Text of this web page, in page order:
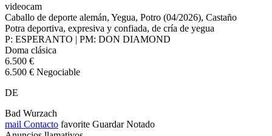
videocam
Caballo de deporte alemán, Yegua, Potro (04/2026), Castaño
Potra deportiva, expresiva y confiada, de cría de yegua
P: ESPERANTO | PM: DON DIAMOND
Doma clásica
6.500 €
6.500 € Negociable
DE
Bad Wurzach
mail Contacto favorite Guardar Notado